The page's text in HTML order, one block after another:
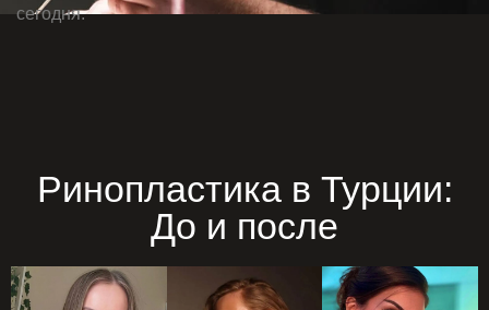
сегодня.
Ринопластика в Турции:
До и после